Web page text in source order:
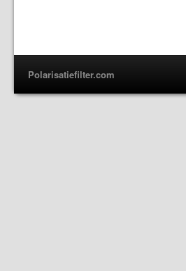
Polarisatiefilter.com